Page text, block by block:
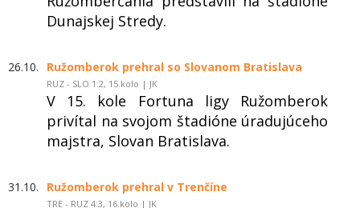
Dunajskej Stredy.
26.10. Ružomberok prehral so Slovanom Bratislava
RUZ - SLO 1:2, 15.kolo | JK
V 15. kole Fortuna ligy Ružomberok
privítal na svojom štadióne úradujúceho
majstra, Slovan Bratislava.
31.10. Ružomberok prehral v Trenčíne
TRE - RUZ 4:3, 16.kolo | JK